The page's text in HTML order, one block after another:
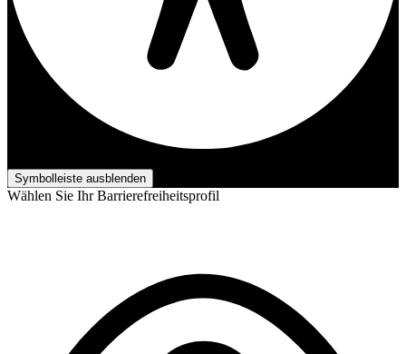
Symbolleiste ausblenden
Wählen Sie Ihr Barrierefreiheitsprofil